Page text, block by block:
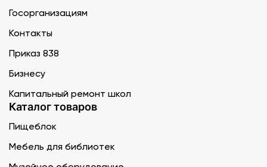
Госорганизациям
Контакты
Приказ 838
Бизнесу
Капитальный ремонт школ
Каталог товаров
Пищеблок
Мебель для библиотек